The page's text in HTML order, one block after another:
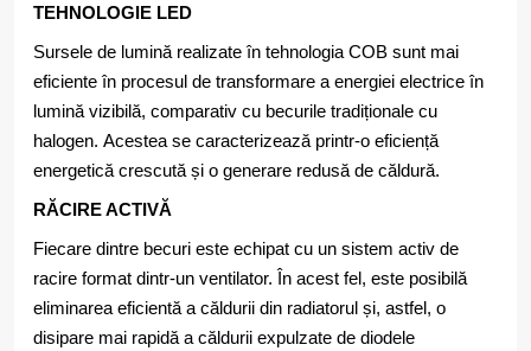
TEHNOLOGIE LED
Sursele de lumină realizate în tehnologia COB sunt mai
eficiente în procesul de transformare a energiei electrice în
lumină vizibilă, comparativ cu becurile tradiționale cu
halogen. Acestea se caracterizează printr-o eficiență
energetică crescută și o generare redusă de căldură.
RĂCIRE ACTIVĂ
Fiecare dintre becuri este echipat cu un sistem activ de
racire format dintr-un ventilator. În acest fel, este posibilă
eliminarea eficientă a căldurii din radiatorul și, astfel, o
disipare mai rapidă a căldurii expulzate de diodele